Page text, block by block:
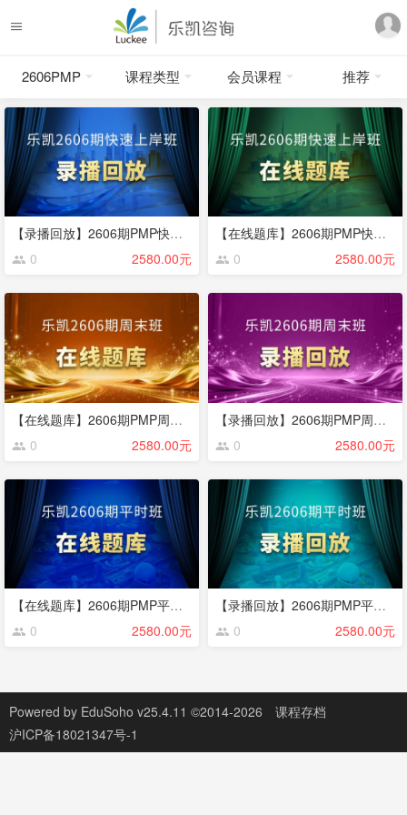
2606PMP 课程类型 会员课程 推荐
【录播回放】2606期PMP快速上岸班
0
2580.00元
【在线题库】2606期PMP快速上岸班
0
2580.00元
【在线题库】2606期PMP周末班
0
2580.00元
【录播回放】2606期PMP周末班
0
2580.00元
【在线题库】2606期PMP平时班
0
2580.00元
【录播回放】2606期PMP平时班
0
2580.00元
Powered by EduSoho v25.4.11 ©2014-2026
课程存档
沪ICP备18021347号-1